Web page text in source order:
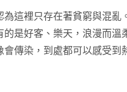
這裡只存在著貧窮與混亂
是好客、樂天，浪漫而溫
傳染，到處都可以感受到